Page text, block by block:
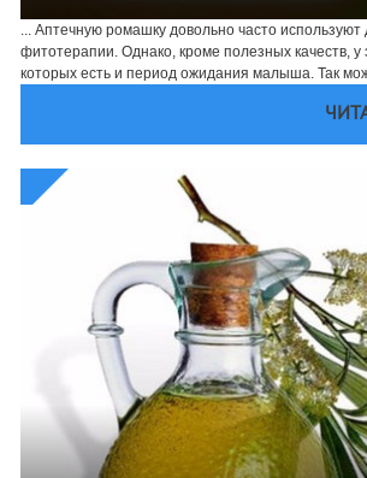
... Аптечную ромашку довольно часто
фитотерапии. Однако, кроме полезных качеств,
которых есть и период ожидания малыша. Так